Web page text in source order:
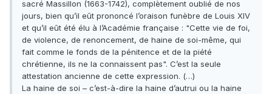
sacré Massillon (1663-1742), complètement oublié de nos
jours, bien qu’il eût prononcé l’oraison funèbre de Louis XIV
et qu’il eût été élu à l’Académie française : "Cette vie de foi,
de violence, de renoncement, de haine de soi-même, qui
fait comme le fonds de la pénitence et de la piété
chrétienne, ils ne la connaissent pas". C’est la seule
attestation ancienne de cette expression. (…)
La haine de soi – c’est-à-dire la haine d’autrui ou la haine